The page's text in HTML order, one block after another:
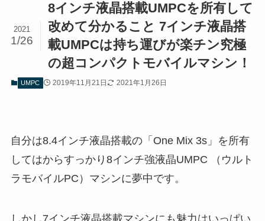
8インチ液晶搭載UMPCを所有して
改めて分かること 7インチ液晶搭
載UMPCは持ち運びが楽チン究極
の超コンパクトモバイルマシン！
2021
1/26
UMPC 2019年11月21日 2021年1月26日
自分は8.4インチ液晶搭載の「One Mix 3s」を所有
してはからすっかり8インチ強液晶UMPC （ウルト
ラモバイルPC）マシンに夢中です。
しかし7インチ液晶搭載マシンにも魅力はいっぱい